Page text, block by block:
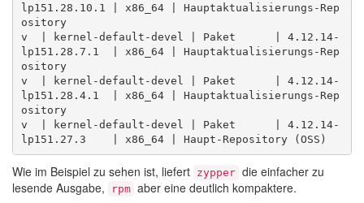
lp151.28.10.1 | x86_64 | Hauptaktualisierungs-Rep
ository
v  | kernel-default-devel | Paket      | 4.12.14-
lp151.28.7.1  | x86_64 | Hauptaktualisierungs-Rep
ository
v  | kernel-default-devel | Paket      | 4.12.14-
lp151.28.4.1  | x86_64 | Hauptaktualisierungs-Rep
ository
v  | kernel-default-devel | Paket      | 4.12.14-
Wie im Beispiel zu sehen ist, liefert zypper die einfacher zu
lesende Ausgabe,
rpm aber eine deutlich kompaktere.